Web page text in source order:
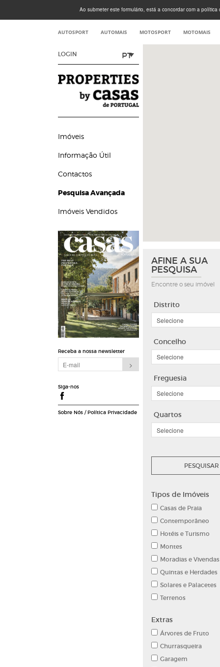
Ao submeter este formulário, está a concordar com a
AUTOSPORT AUTOMAIS MOTOSPORT MOTOMAIS
LOGIN PT
Imóveis
Informação Útil
Contactos
Pesquisa Avançada
Imóveis Vendidos
Receba a nossa newsletter
Siga-nos
Sobre Nós/ Política Privacidade
AFINE A SUA
PESQUISA
Encontre o seu imóvel
Distrito
Concelho
Freguesia
Quartos
Tipos de Imóveis
Casas de Praia
Contemporâneo
Hotéis e Turismo
Montes
Moradias e Vivendas
Quintas e Herdades
Solares e Palacetes
Terrenos
Extras
Árvores de Fruto
Churrasqueira
Garagem